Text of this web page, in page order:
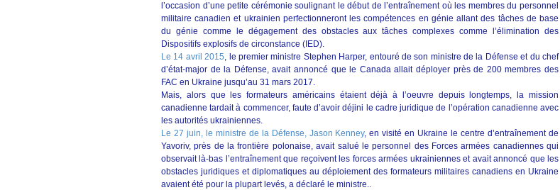
l’occasion d’une petite cérémonie soulignant le début de l’entraînement où les membres du personnel
militaire canadien et ukrainien perfectionneront les compétences en génie allant des tâches de base
du génie comme le dégagement des obstacles aux tâches complexes comme l’élimination des
Dispositifs explosifs de circonstance (IED).
Le 14 avril 2015, le premier ministre Stephen Harper, entouré de son ministre de la Défense et du chef
d’état-major de la Défense, avait annoncé que le Canada allait déployer près de 200 membres des
FAC en Ukraine jusqu’au 31 mars 2017.
Mais, alors que les formateurs américains étaient déjà à l’oeuvre depuis longtemps, la mission
canadienne tardait à commencer, faute d’avoir déjini le cadre juridique de l’opération canadienne avec
les autorités ukrainiennes.
Le 27 juin, le ministre de la Défense, Jason Kenney, en visité en Ukraine le centre d’entraînement de
Yavoriv, près de la frontière polonaise, avait salué le personnel des Forces armées canadiennes qui
observait là-bas l’entraînement que reçoivent les forces armées ukrainiennes et avait annoncé que les
obstacles juridiques et diplomatiques au déploiement des formateurs militaires canadiens en Ukraine
avaient été pour la plupart levés, a déclaré le ministre..